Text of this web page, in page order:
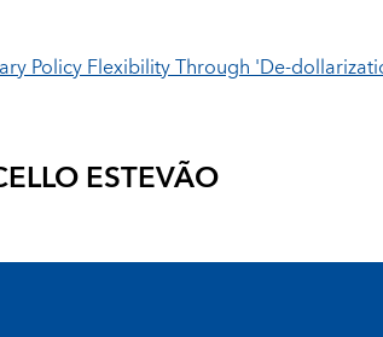
Policy Flexibility Through 'De-
ESTEVÃO